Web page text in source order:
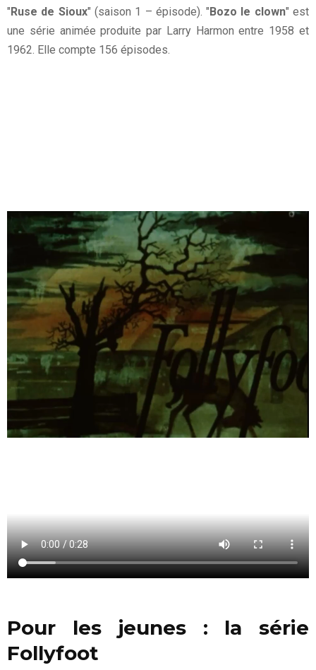
"Ruse de Sioux" (saison 1 – épisode). "Bozo le clown" est
une série animée produite par Larry Harmon entre 1958 et
1962. Elle compte 156 épisodes.
Pour les jeunes : la série
Follyfoot